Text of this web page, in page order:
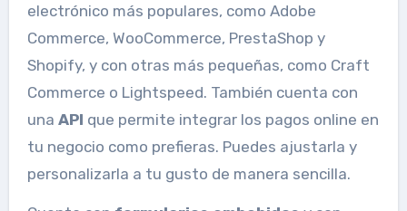
electrónico más populares, como Adobe
Commerce, WooCommerce, PrestaShop y
Shopify, y con otras más pequeñas, como Craft
Commerce o Lightspeed. También cuenta con
una API que permite integrar los pagos online en
tu negocio como prefieras. Puedes ajustarla y
personalizarla a tu gusto de manera sencilla.